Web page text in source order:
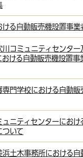
ける自動販売機設置事業
コミュニティセンター
おける自動販売機設置事
専門学校における自動
ュニティセンターにおけ
ついて
浜土木事務所における